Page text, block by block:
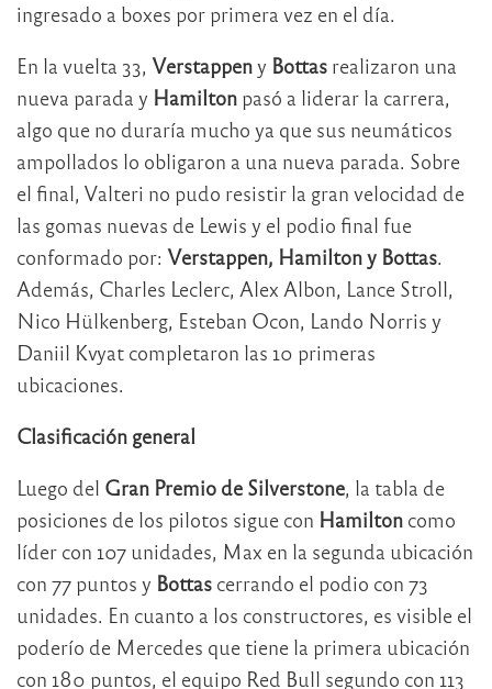
ingresado a boxes por primera vez en el día.
En la vuelta 33, Verstappeny Bottas realizaron una
nueva parada y Hamilton pasó a liderar la carrera,
algo que no duraría mucho ya que sus neumáticos
ampollados lo obligaron a una nueva parada. Sobre
el final, Valteri no pudo resistir la gran velocidad de
las gomas nuevas de Lewis y el podio final fue
conformado por: Verstappen, Hamilton y Bottas.
Además, Charles Leclerc, Alex Albon, Lance Stroll,
Nico Hülkenberg, Esteban Ocon, Lando Norris y
Daniil Kvyat completaron las 10 primeras
ubicaciones.
Clasificación general
Luego del Gran Premio de Silverstone, la tabla de
posiciones de los pilotos sigue con Hamilton como
líder con 107 unidades, Max en la segunda ubicación
con 77 puntos y Bottas cerrando el podio con 73
unidades. En cuanto a los constructores, es visible el
poderío de Mercedes que tiene la primera ubicación
con 180 puntos, el equipo Red Bull segundo con 113